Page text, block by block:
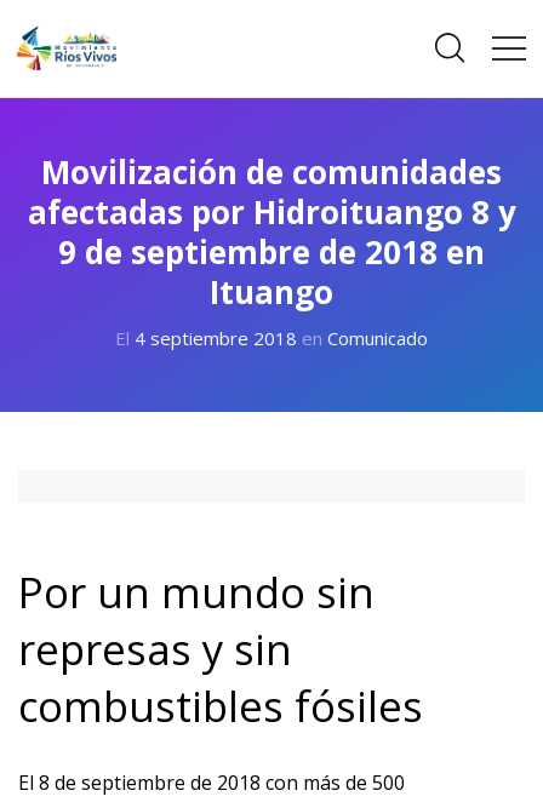
Movilización de comunidades
afectadas por Hidroituango 8 y
9 de septiembre de 2018 en
Ituango
El 4 septiembre 2018 en Comunicado
Por un mundo sin
represas y sin
combustibles fósiles
El 8 de septiembre de 2018 con más de 500